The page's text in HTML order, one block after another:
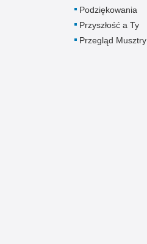
Podziękowania
Przyszłość a Ty
Przegląd Musztry